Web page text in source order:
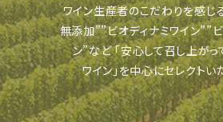
ワイン生産者のこだわりを感じ
無添加””ビオディナミワイン””
ン”など「安心して召し上が
ワイン」を中心にセレクトい